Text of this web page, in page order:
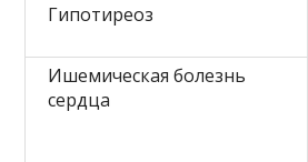
Гипотиреоз
Ишемическая болезнь
сердца